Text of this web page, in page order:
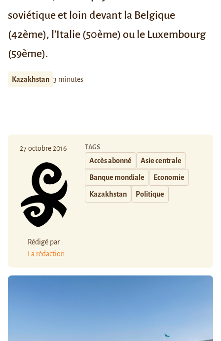
soviétique et loin devant la Belgique
(42ème), l’Italie (50ème) ou le Luxembourg
(59ème).
Kazakhstan 3 minutes
27 octobre 2016
Rédigé par :
La rédaction
TAGS
Accès abonné Asie centrale
Banque mondiale Economie
Kazakhstan Politique